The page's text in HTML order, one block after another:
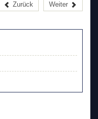
Zurück Weiter